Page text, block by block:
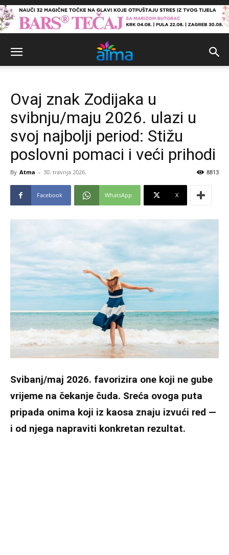
Ovaj znak Zodijaka u
svibnju/maju 2026. ulazi u
svoj najbolji period: Stižu
poslovni pomaci i veći prihodi
By Atma - 30. travnja 2026. 8813
Facebook WhatsApp X
Svibanj/maj 2026. favorizira one koji ne gube
vrijeme na čekanje čuda. Sreća ovoga puta
pripada onima koji iz kaosa znaju izvući red —
i od njega napraviti konkretan rezultat.